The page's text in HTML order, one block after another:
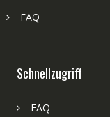
FAQ
Schnellzugriff
FAQ